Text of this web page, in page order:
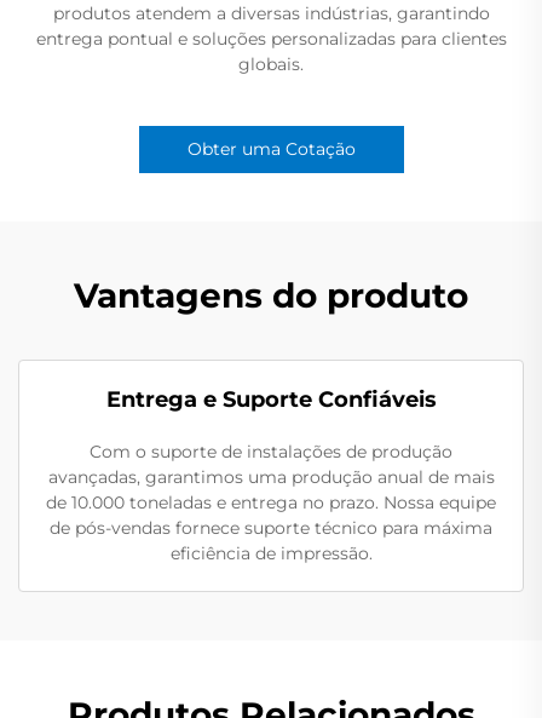
produtos atendem a diversas indústrias, garantindo
entrega pontual e soluções personalizadas para clientes
globais.
Obter uma Cotação
Vantagens do produto
Entrega e Suporte Confiáveis
Com o suporte de instalações de produção
avançadas, garantimos uma produção anual de mais
de 10.000 toneladas e entrega no prazo. Nossa equipe
de pós-vendas fornece suporte técnico para máxima
eficiência de impressão.